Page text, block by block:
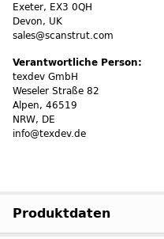
Exeter, EX3 0QH
Devon, UK
sales@scanstrut.com
Verantwortliche Person:
texdev GmbH
Weseler Straße 82
Alpen, 46519
NRW, DE
info@texdev.de
Produktdaten